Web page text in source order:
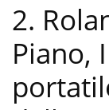
2.
Piano,